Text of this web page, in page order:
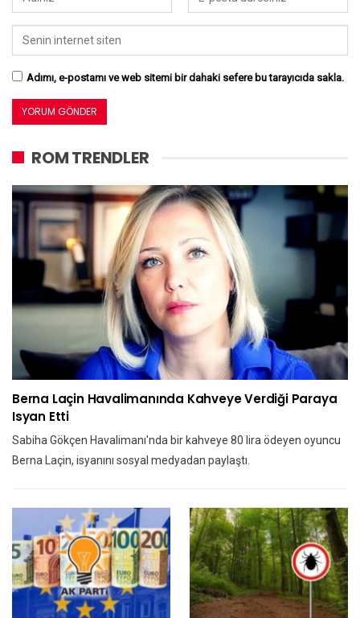
Adımı, e-postamı ve web sitemi bir dahaki sefere bu tarayıcıda sakla.
ROM TRENDLER
Berna Laçin Havalimanında Kahveye Verdiği Paraya
Isyan Etti
Sabiha Gökçen Havalimanı'nda bir kahveye 80 lira ödeyen oyuncu
Berna Laçin, isyanını sosyal medyadan paylaştı.